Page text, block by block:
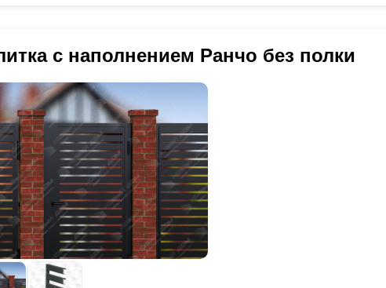
с наполнением Ранчо без полки